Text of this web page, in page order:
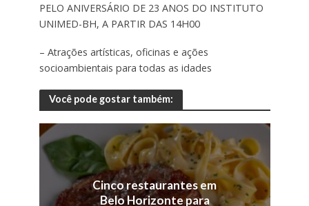
PELO ANIVERSÁRIO DE 23 ANOS DO INSTITUTO
UNIMED-BH, A PARTIR DAS 14H00
– Atrações artísticas, oficinas e ações
socioambientais para todas as idades
Você pode gostar também:
Cinco restaurantes em
Belo Horizonte para